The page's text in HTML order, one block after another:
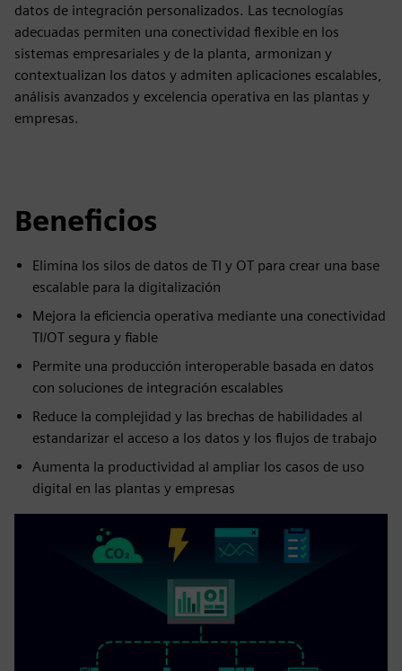
datos de integración personalizados. Las tecnologías
adecuadas permiten una conectividad flexible en los
sistemas empresariales y de la planta, armonizan y
contextualizan los datos y admiten aplicaciones escalables,
análisis avanzados y excelencia operativa en las plantas y
empresas.
Beneficios
Elimina los silos de datos de TI y OT para crear una base
escalable para la digitalización
Mejora la eficiencia operativa mediante una conectividad
TI/OT segura y fiable
Permite una producción interoperable basada en datos
con soluciones de integración escalables
Reduce la complejidad y las brechas de habilidades al
estandarizar el acceso a los datos y los flujos de trabajo
Aumenta la productividad al ampliar los casos de uso
digital en las plantas y empresas